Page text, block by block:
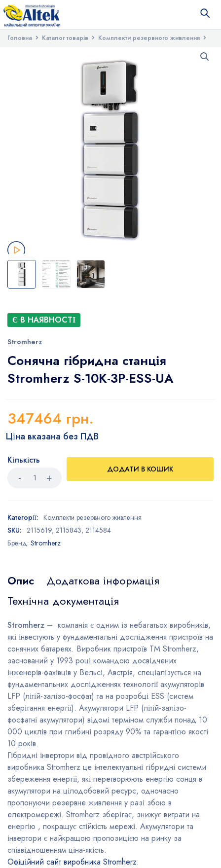
Головна Каталог товарів
Комплекти резервного живлення
Є В НАЯВНОСТІ
Stromherz
Сонячна гібридна станція
Stromherz S-10K-3Р-ESS-UA
347464 грн.
Ціна вказана без ПДВ
Кількість
ДОДАТИ В КОШИК
Категорії: Комплекти резервного живлення
SKU: 2115619, 2115843, 2114584
Бренд: Stromherz
Опис
Додаткова інформація
Технічна документація
Stromherz – компанія є одним із небагатьох виробників,
які інвестують у фундаментальні дослідження пристроїв на
сонячних батареях. Виробник пристроїв TM Stromherz,
заснований у 1993 році командою досвідчених
інженерів-фахівців у Вельсі, Австрія, спеціалізується на
фундаментальних дослідженнях технології акумуляторів
LFP (літій-залізо-фосфат) та на розробці ESS (систем
зберігання енергії). Акумулятори LFP (літій-залізо-
фосфатні акумулятори) відомі терміном служби понад 10
000 циклів при глибині розряду 90% та гарантією якості
10 років.
Гібридні інвертори від провідного австрійського
виробника Stromherz це інтелектуальні гібридні системи
збереження енергії, які перетворюють енергію сонця в
акумулятори на цілодобовий ресурс, одночасно
пропонуючи резервне живлення у разі збою в
електромережі. Stromherz зберігає, знижує витрати на
енергію , покращує стійкість мережі. Акумулятори та
інвертори є найкращою пропозицією на ринку за
співвідношенням ціна-якість.
Офіційний сайт виробника Stromherz.